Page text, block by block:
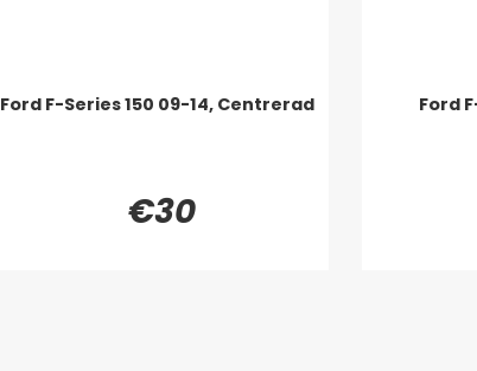
Ford F-Series 150 09-14, Centrerad
€30
Ford